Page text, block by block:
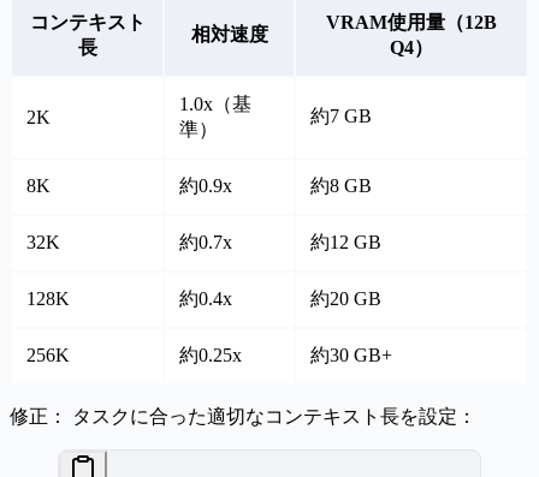
コンテキスト
長
相対速度
VRAM使用量（12B
Q4）
2K
1.0x（基
準）
約7 GB
8K 約0.9x 約8 GB
32K 約0.7x 約12 GB
128K 約0.4x 約20 GB
256K 約0.25x 約30 GB+
修正： タスクに合った適切なコンテキスト長を設定：